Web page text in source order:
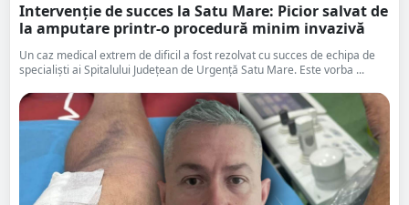
Intervenție de succes la Satu Mare: Picior salvat de
la amputare printr-o procedură minim invazivă
Un caz medical extrem de dificil a fost rezolvat cu succes de echipa de
specialiști ai Spitalului Județean de Urgență Satu Mare. Este vorba ...